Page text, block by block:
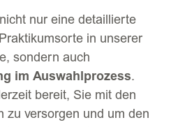
nur eine detaillierte
in unserer
sondern auch
im Auswahlprozess.
bereit, Sie mit den
zu versorgen und um den